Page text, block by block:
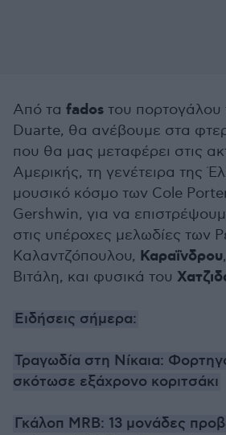
Από τα fados του πορτογάλου
Duarte, θα ανέβουμε στα
που θα μας μεταφέρει στις
Αμερικής, τη γενέτειρα της
μουσικό κόσμο των Cole
Gershwin, για να
στις υπέροχες μελωδίες των
Καλαντζόπουλου, Καραΐνδρου
Βιτάλη, και φυσικά του
Ειδήσεις σήμερα:
Τραγωδία στη Νίκαια:
σκότωσε εξάχρονο κοριτσάκι
Γκάλοπ MRB: 13 μονάδες